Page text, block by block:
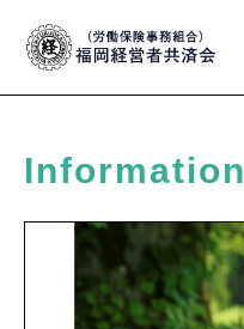
Information